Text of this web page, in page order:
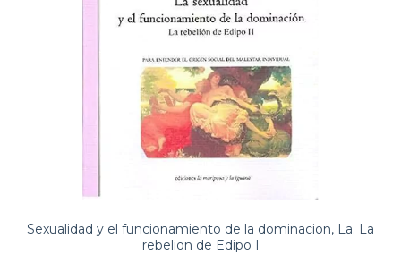
Sexualidad y el funcionamiento de la dominacion, La. La
rebelion de Edipo I